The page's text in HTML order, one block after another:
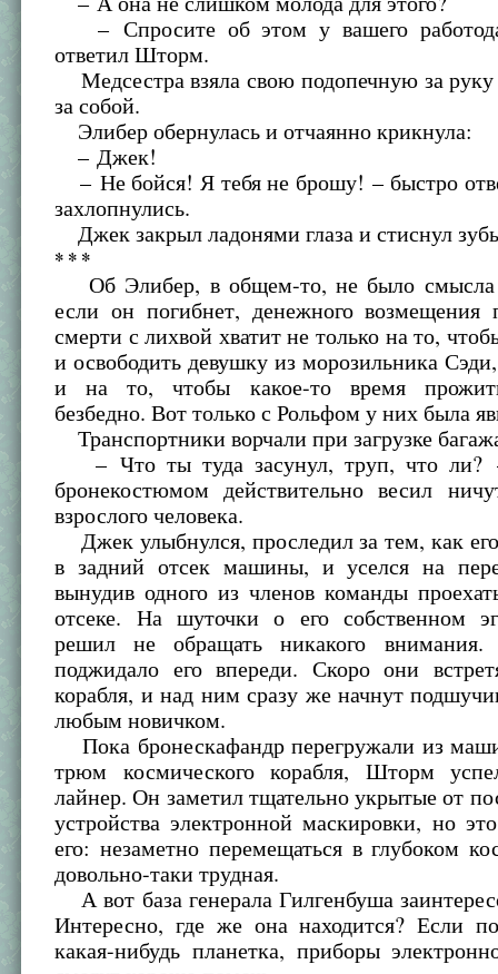
– Спросите об этом у вашего
ответил Шторм.
Медсестра взяла свою подопечную за
за собой.
Элибер обернулась и отчаянно крикнула:
– Джек!
– Не бойся! Я тебя не брошу! – быстро
захлопнулись.
Джек закрыл ладонями глаза и стиснул
* * *
Об Элибер, в общем-то, не было смысла
если он погибнет, денежного возмещения
смерти с лихвой хватит не только на то,
и освободить девушку из морозильника
и на то, чтобы какое-то время
безбедно. Вот только с Рольфом у них была
Транспортники ворчали при загрузке
– Что ты туда засунул, труп, что ли?
бронекостюмом действительно весил
взрослого человека.
Джек улыбнулся, проследил за тем, как
в задний отсек машины, и уселся на
вынудив одного из членов команды
отсеке. На шуточки о его собственном
решил не обращать никакого
поджидало его впереди. Скоро они
корабля, и над ним сразу же начнут
любым новичком.
Пока бронескафандр перегружали из
трюм космического корабля, Шторм
лайнер. Он заметил тщательно укрытые от
устройства электронной маскировки, но
его: незаметно перемещаться в глубоком
довольно-таки трудная.
А вот база генерала Гилгенбуша
Интересно, где же она находится? Если
какая-нибудь планетка, приборы